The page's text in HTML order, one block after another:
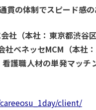
貫の体制でスピード感
社（本社：東京都渋谷
ベネッセMCM（本社
護職人材の単発マッチ
client/